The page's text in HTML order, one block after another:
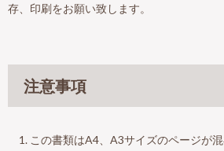
存、印刷をお願い致します。
注意事項
この書類はA4、A3サイズのページが